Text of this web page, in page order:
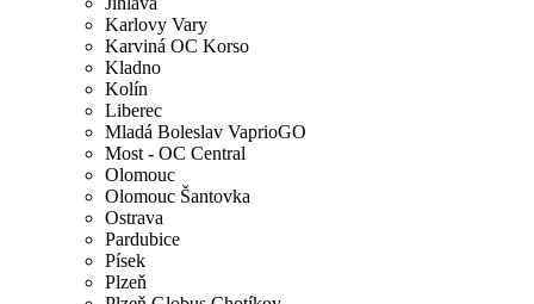
Karlovy Vary
Karviná OC Korso
Kladno
Kolín
Liberec
Mladá Boleslav VaprioGO
Most - OC Central
Olomouc
Olomouc Šantovka
Ostrava
Pardubice
Písek
Plzeň